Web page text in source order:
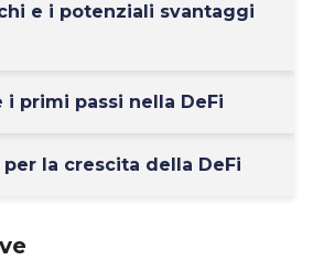
e i potenziali svantaggi
i primi passi nella DeFi
la crescita della DeFi